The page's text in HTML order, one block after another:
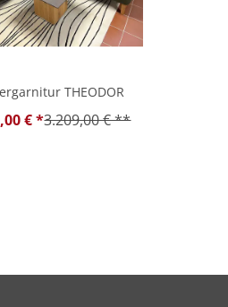
THEODOR
€ *3.209,00 € **